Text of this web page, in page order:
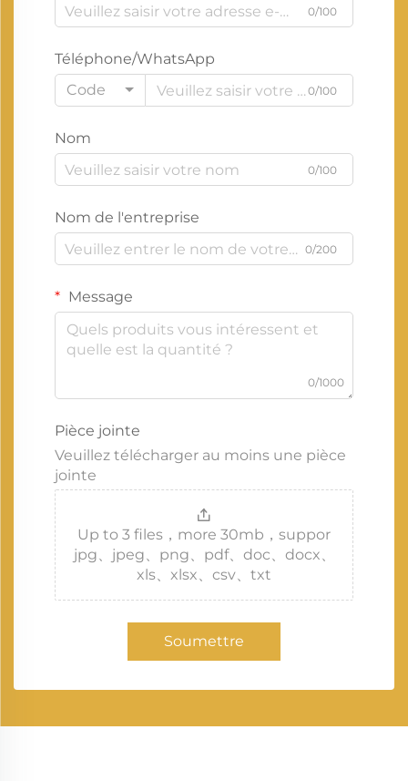
0/100
Téléphone/WhatsApp
Code
0/100
Nom
0/100
Nom de l'entreprise
0/200
Message
0/1000
Pièce jointe
Veuillez télécharger au moins une pièce
jointe
Up to 3 files，more 30mb，suppor
jpg、jpeg、png、pdf、doc、docx、
xls、xlsx、csv、txt
Soumettre